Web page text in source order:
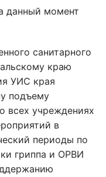
данный момент
санитарного
краю
УИС края
подъему
всех учреждениях
в
периоды по
гриппа и ОРВИ